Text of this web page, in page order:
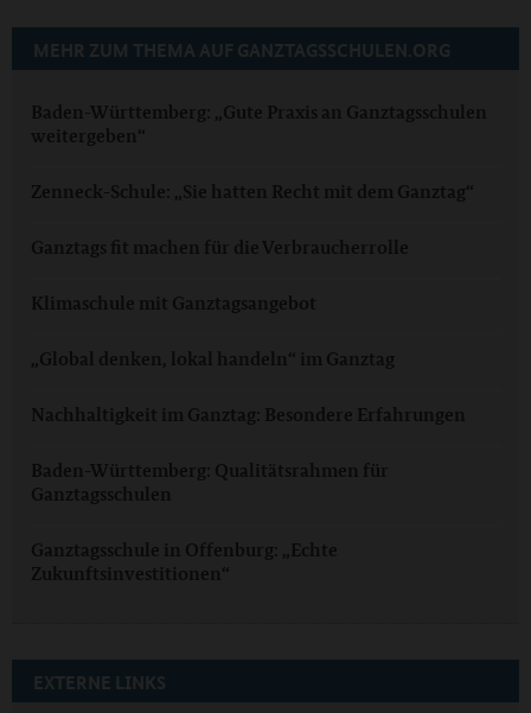
MEHR ZUM THEMA AUF GANZTAGSSCHULEN.ORG
Baden-Württemberg: „Gute Praxis an Ganztagsschulen
weitergeben“
Zenneck-Schule: „Sie hatten Recht mit dem Ganztag“
Ganztags fit machen für die Verbraucherrolle
Klimaschule mit Ganztagsangebot
„Global denken, lokal handeln“ im Ganztag
Nachhaltigkeit im Ganztag: Besondere Erfahrungen
Baden-Württemberg: Qualitätsrahmen für
Ganztagsschulen
Ganztagsschule in Offenburg: „Echte
Zukunftsinvestitionen“
EXTERNE LINKS